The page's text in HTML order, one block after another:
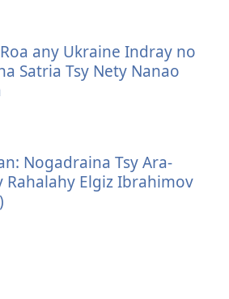
any Ukraine Indray no
Satria Tsy Nety Nanao
Nogadraina Tsy Ara-
Rahalahy Elgiz Ibrahimov